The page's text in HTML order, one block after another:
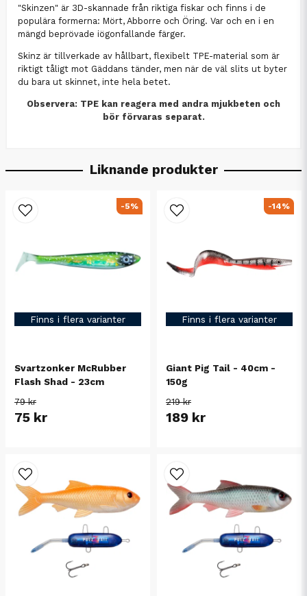
"Skinzen" är 3D-skannade från riktiga fiskar och finns i de
populära formerna: Mört, Abborre och Öring. Var och en i en
mängd beprövade iögonfallande färger.
Skinz är tillverkade av hållbart, flexibelt TPE-material som är
riktigt tåligt mot Gäddans tänder, men när de väl slits ut byter
du bara ut skinnet, inte hela betet.
Observera: TPE kan reagera med andra mjukbeten och
bör förvaras separat.
Liknande produkter
Finns i flera varianter
Svartzonker McRubber
Flash Shad - 23cm
79 kr
75 kr
-5%
Finns i flera varianter
Giant Pig Tail - 40cm -
150g
219 kr
189 kr
-14%